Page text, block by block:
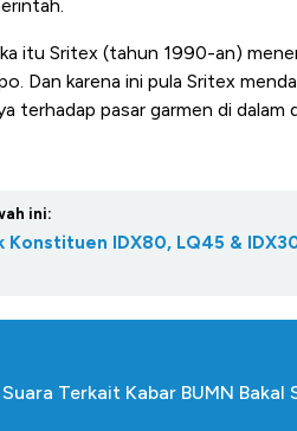
itu Sritex (tahun 1990-an)
Dan karena ini pula Sritex
terhadap pasar garmen di dalam
ini:
Konstituen IDX80, LQ45 &
Terkait Kabar BUMN Bakal